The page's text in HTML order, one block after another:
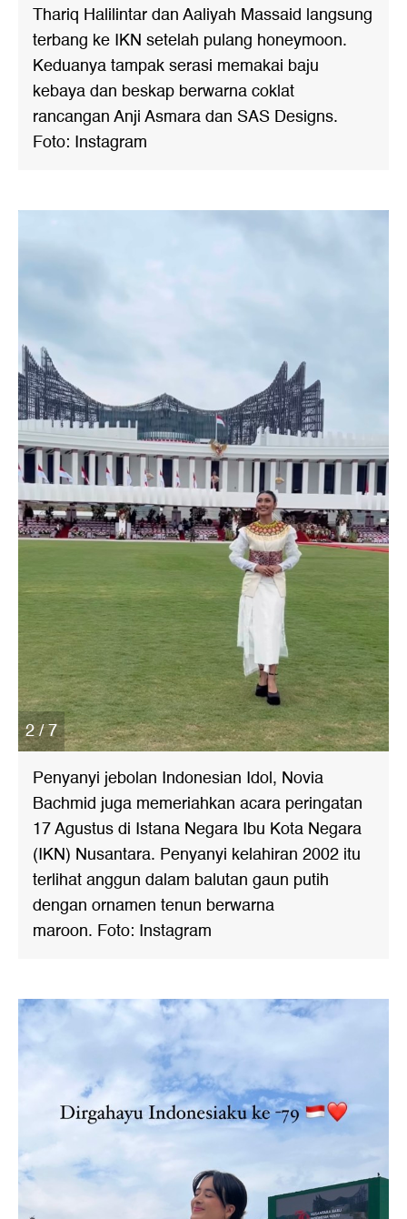
Thariq Halilintar dan Aaliyah Massaid langsung
terbang ke IKN setelah pulang honeymoon.
Keduanya tampak serasi memakai baju
kebaya dan beskap berwarna coklat
rancangan Anji Asmara dan SAS Designs.
Foto: Instagram
2 / 7
Penyanyi jebolan Indonesian Idol, Novia
Bachmid juga memeriahkan acara peringatan
17 Agustus di Istana Negara Ibu Kota Negara
(IKN) Nusantara. Penyanyi kelahiran 2002 itu
terlihat anggun dalam balutan gaun putih
dengan ornamen tenun berwarna
maroon. Foto: Instagram